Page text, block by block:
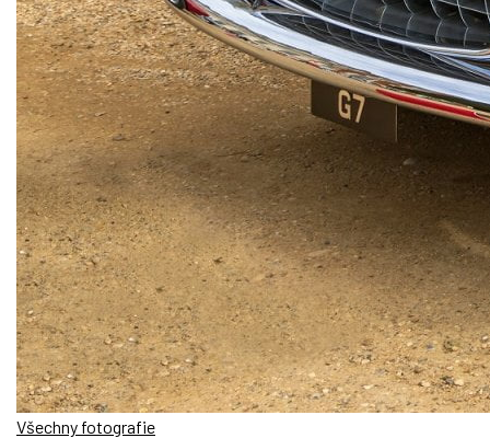
Všechny fotografie